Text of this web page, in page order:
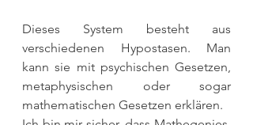
Dieses System besteht aus
verschiedenen Hypostasen. Man
kann sie mit psychischen Gesetzen,
metaphysischen oder sogar
mathematischen Gesetzen erklären.